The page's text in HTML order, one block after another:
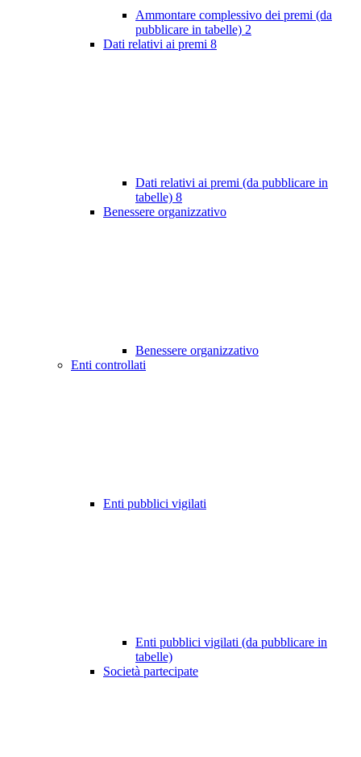
Ammontare complessivo dei premi (da
pubblicare in tabelle) 2
Dati relativi ai premi 8
Dati relativi ai premi (da pubblicare in
tabelle) 8
Benessere organizzativo
Benessere organizzativo
Enti controllati
Enti pubblici vigilati
Enti pubblici vigilati (da pubblicare in
tabelle)
Società partecipate